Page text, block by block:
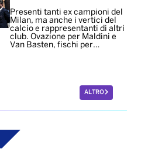
Presenti tanti ex campioni del
Milan, ma anche i vertici del
calcio e rappresentanti di altri
club. Ovazione per Maldini e
Van Basten, fischi per…
ALTRO